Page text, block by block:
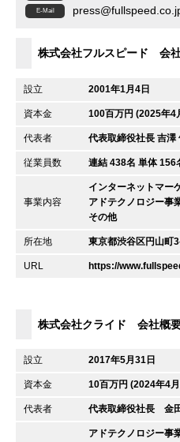
株式会社フルスピード 会
設立 2001年1月4日
資本金 100百万円 (2025年4
代表者 代表取締役社長 吉澤
従業員数 連結 438名 単体 156
事業内容
インターネットマー
アドテクノロジー事
その他
所在地 東京都渋谷区円山町
URL https://
株式会社クライド 会社概
設立 2017年5月31日
資本金 10百万円 (2024年4
代表者 代表取締役社長 金
アドテクノロジー事